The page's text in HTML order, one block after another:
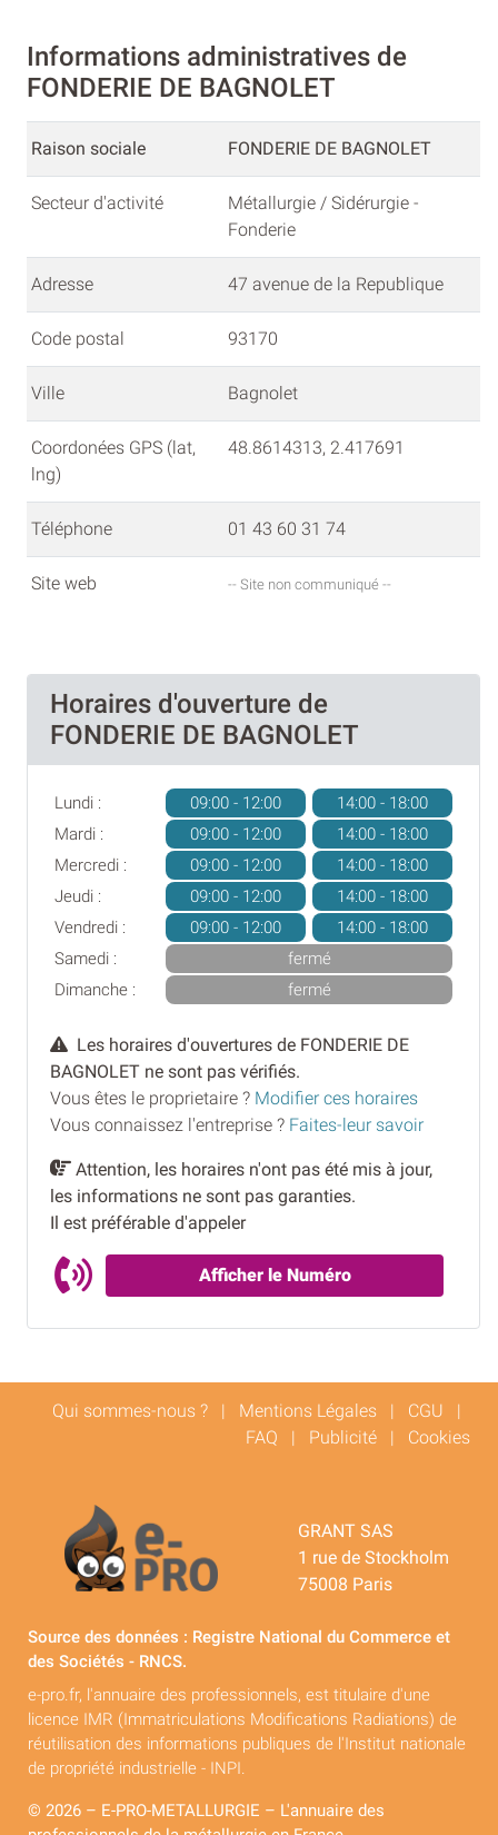
Informations administratives de
FONDERIE DE BAGNOLET
Raison sociale FONDERIE DE BAGNOLET
Secteur d'activité
Métallurgie / Sidérurgie -
Fonderie
Adresse 47 avenue de la Republique
Code postal 93170
Ville Bagnolet
Coordonées GPS (lat,
lng)
48.8614313, 2.417691
Téléphone 01 43 60 31 74
Site web -- Site non communiqué --
Horaires d'ouverture de
FONDERIE DE BAGNOLET
Lundi : 09:00 - 12:00
14:00 - 18:00
Mardi :
09:00 - 12:00
14:00 - 18:00
Mercredi :
09:00 - 12:00
14:00 - 18:00
Jeudi :
09:00 - 12:00
14:00 - 18:00
Vendredi :
09:00 - 12:00
14:00 - 18:00
Samedi :
fermé
Dimanche :
fermé
Les horaires d'ouvertures de FONDERIE DE
BAGNOLET ne sont pas vérifiés.
Vous êtes le proprietaire ? Modifier ces horaires
Vous connaissez l'entreprise ? Faites-leur savoir
Attention, les horaires n'ont pas été mis à jour,
les informations ne sont pas garanties.
Il est préférable d'appeler
Afficher le Numéro
Qui sommes-nous ? | Mentions Légales | CGU |
FAQ | Publicité | Cookies
GRANT SAS
1 rue de Stockholm
75008 Paris
Source des données : Registre National du Commerce et
des Sociétés - RNCS.
e-pro.fr, l'annuaire des professionnels, est titulaire d'une
licence IMR (Immatriculations Modifications Radiations) de
réutilisation des informations publiques de l'Institut nationale
de propriété industrielle - INPI.
© 2026 – E-PRO-METALLURGIE – L'annuaire des